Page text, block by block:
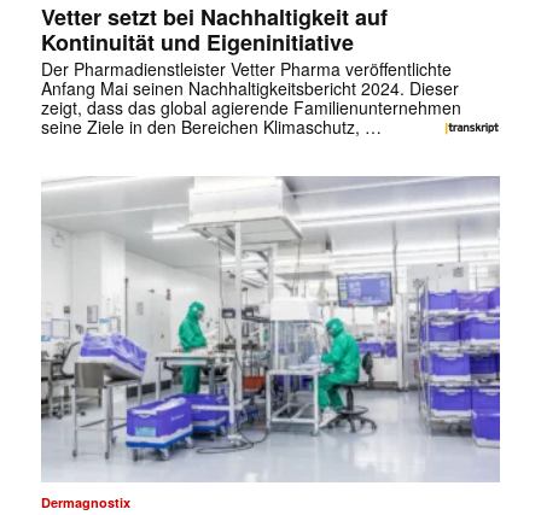
Vetter setzt bei Nachhaltigkeit auf
Kontinuität und Eigeninitiative
Der Pharmadienstleister Vetter Pharma veröffentlichte
Anfang Mai seinen Nachhaltigkeitsbericht 2024. Dieser
zeigt, dass das global agierende Familienunternehmen
seine Ziele in den Bereichen Klimaschutz, …
Dermagnostix